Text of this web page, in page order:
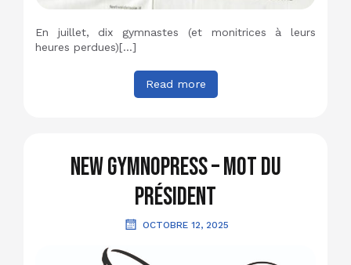
En juillet, dix gymnastes (et monitrices à leurs
heures perdues)[…]
Read more
New GymnoPress – Mot du
Président
OCTOBRE 12, 2025